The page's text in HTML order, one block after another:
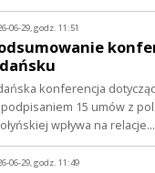
06-29, godz. 11:51
konferencja
15 umów z
wpływa na relacje…
06-29, godz. 11:49